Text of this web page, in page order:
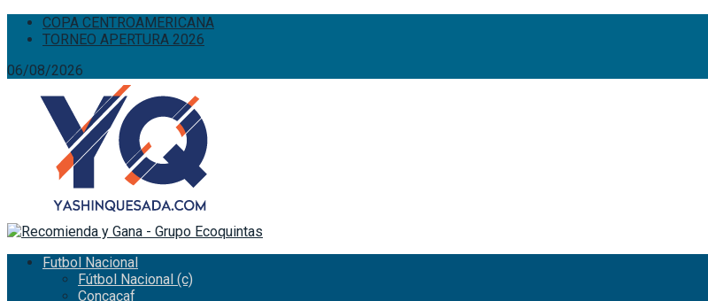
COPA CENTROAMERICANA
TORNEO APERTURA 2026
06/08/2026
Futbol Nacional
Fútbol Nacional (c)
Concacaf